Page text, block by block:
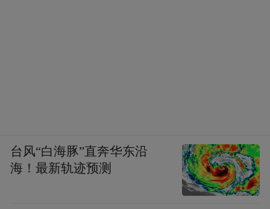
台风“白海豚”直奔华东沿
海！最新轨迹预测